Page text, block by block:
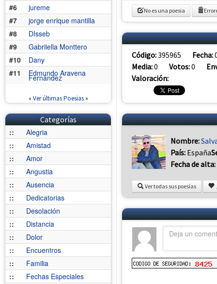
#6
jureme
#7
jorge enrique mantilla
#8
DIsseb
#9
Gabriiella Monttero
#10
Dany
#11
Edmundo Aravena
Fernández
« Ver últimas Poesias»
Categorías
::
Alegria
::
Amistad
::
Amor
::
Angustia
::
Ausencia
::
Dedicatorias
::
Desolación
::
Distancia
::
Dolor
::
Encuentros
::
Familia
::
Fechas Especiales
No es una poesia
Código:395965 Fecha:
Media:0 Votos:0
Valoración:
Nombre:
País: España
Fecha de alta:
Ver todas sus poesías